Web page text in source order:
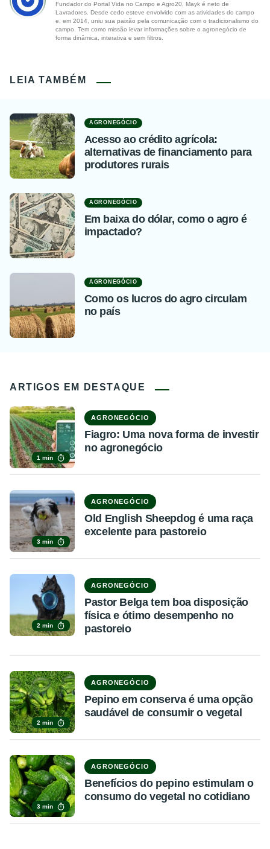
Fundador do Portal Vida no Campo e Agro20, Mayk é neto de
Lavradores. Desde cedo esteve envolvido com as atividades do campo
e, em 2014, uniu sua paixão pela comunicação com o tradicionalismo do
campo. Tem como missão levar informações sobre o agronegócio de
forma dinâmica, interativa e sem filtros.
LEIA TAMBÉM
AGRONEGÓCIO
Acesso ao crédito agrícola:
alternativas de financiamento para
produtores rurais
AGRONEGÓCIO
Em baixa do dólar, como o agro é
impactado?
AGRONEGÓCIO
Como os lucros do agro circulam
no país
ARTIGOS EM DESTAQUE
1 min
AGRONEGÓCIO
Fiagro: Uma nova forma de investir
no agronegócio
3 min
AGRONEGÓCIO
Old English Sheepdog é uma raça
excelente para pastoreio
2 min
AGRONEGÓCIO
Pastor Belga tem boa disposição
física e ótimo desempenho no
pastoreio
2 min
AGRONEGÓCIO
Pepino em conserva é uma opção
saudável de consumir o vegetal
3 min
AGRONEGÓCIO
Benefícios do pepino estimulam o
consumo do vegetal no cotidiano